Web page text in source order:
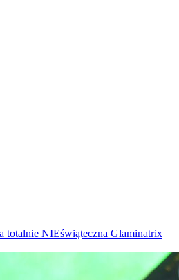
Jest
totalnie NIEświąteczna Glaminatrix